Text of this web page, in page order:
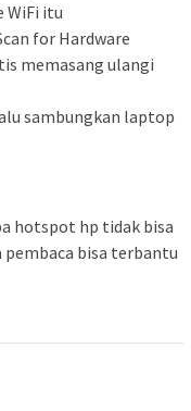
WiFi itu
for Hardware
memasang ulangi
sambungkan laptop
hotspot hp tidak bisa
bisa terbantu